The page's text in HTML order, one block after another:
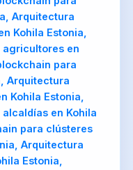
Arquitectura
Kohila Estonia,
en
para
Arquitectura
Kohila Estonia,
en Kohila
para clústeres
Arquitectura
Estonia,